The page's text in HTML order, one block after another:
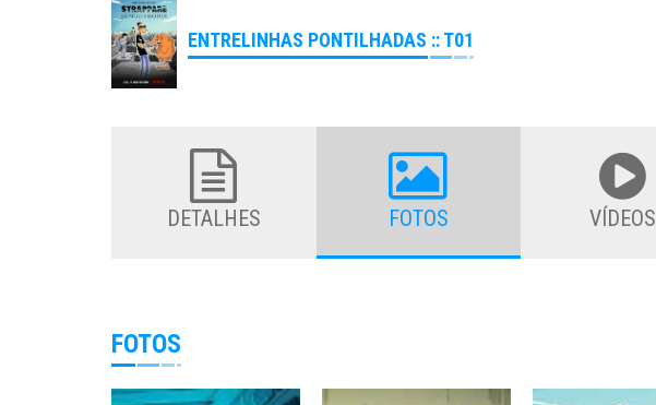
ENTRELINHAS PONTILHADAS :: T01
DETALHES FOTOS VÍDEOS
FOTOS